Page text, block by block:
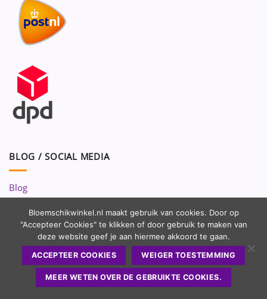
BLOG / SOCIAL MEDIA
Blog
Volg ons op:
Bloemschikwinkel
Bloemschikwinkel.nl maakt gebruik van cookies. Door op
"Accepteer Cookies" te klikken of door gebruik te maken van
deze website geef je aan hiermee akkoord te gaan.
ACCEPTEER COOKIES WEIGER TOESTEMMING
MEER WETEN OVER DE GEBRUIKTE COOKIES.